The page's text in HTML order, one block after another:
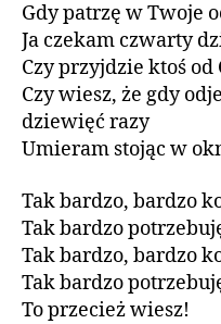
Gdy patrzę w Twoje
Ja czekam czwarty
Czy przyjdzie ktoś
Czy wiesz, że gdy
dziewięć razy
Umieram stojąc w
Tak bardzo, bardzo
Tak bardzo
Tak bardzo, bardzo
Tak bardzo
To przecież wiesz!